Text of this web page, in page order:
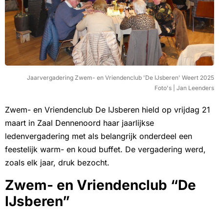
Jaarvergadering Zwem- en Vriendenclub 'De IJsberen' Weert 2025
Foto's | Jan Leenders
Zwem- en Vriendenclub De IJsberen hield op vrijdag 21
maart in Zaal Dennenoord haar jaarlijkse
ledenvergadering met als belangrijk onderdeel een
feestelijk warm- en koud buffet. De vergadering werd,
zoals elk jaar, druk bezocht.
Zwem- en Vriendenclub “De
IJsberen”